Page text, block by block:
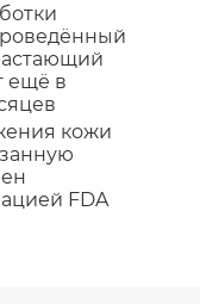
ещё в
кожи
FDA